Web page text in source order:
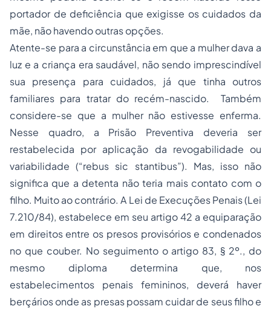
portador de deficiência que exigisse os cuidados da
mãe, não havendo outras opções.
Atente-se para a circunstância em que a mulher dava a
luz e a criança era saudável, não sendo imprescindível
sua presença para cuidados, já que tinha outros
familiares para tratar do recém-nascido. Também
considere-se que a mulher não estivesse enferma.
Nesse quadro, a Prisão Preventiva deveria ser
restabelecida por aplicação da revogabilidade ou
variabilidade (“rebus sic stantibus”). Mas, isso não
significa que a detenta não teria mais contato com o
filho. Muito ao contrário. A Lei de Execuções Penais (Lei
7.210/84), estabelece em seu artigo 42 a equiparação
em direitos entre os presos provisórios e condenados
no que couber. No seguimento o artigo 83, § 2º., do
mesmo diploma determina que, nos
estabelecimentos penais femininos, deverá haver
berçários onde as presas possam cuidar de seus filho e